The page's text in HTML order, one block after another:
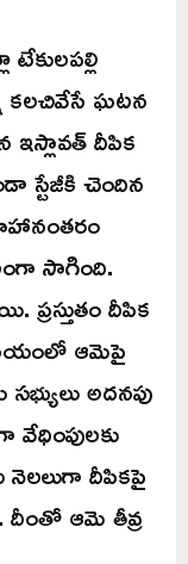
కలచివేసే ఘటన
ఇస్లావత్ దీపిక
స్టేజీకి చెందిన
సాగింది.
దీపిక
ఆమెపై
సభ్యులు అదనపు
నెలలుగా దీపికపై
దీంతో ఆమె తీవ్ర